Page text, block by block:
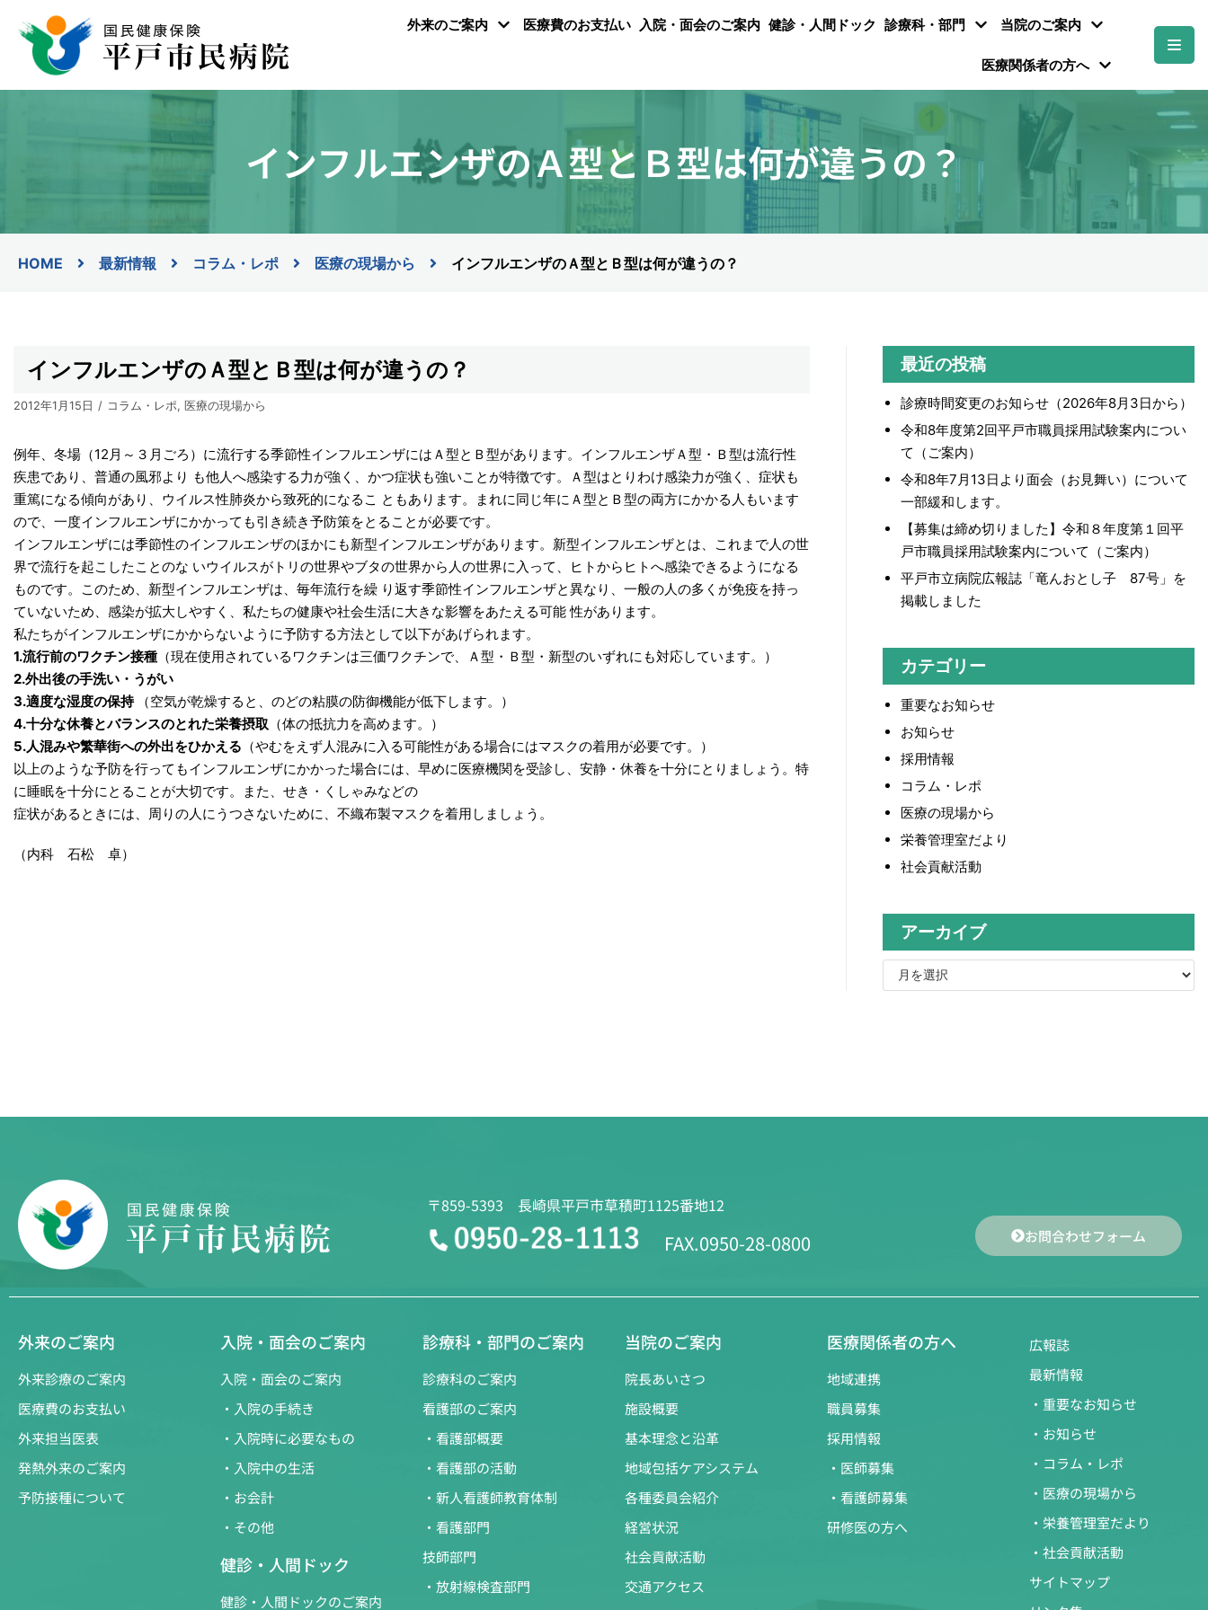
コ
テ
外来のご案内 医療費のお支払い 入院・面会のご案内 健診・人間ドック 診療科・部門 当院のご案内
医療関係者の方へ
インフルエンザのＡ型とＢ型は何が違うの？
HOME 最新情報 コラム・レポ 医療の現場から インフルエンザのＡ型とＢ型は何が違うの？
インフルエンザのＡ型とＢ型は何が違うの？
2012年1月15日 コラム・レポ, 医療の現場から
例年、冬場（12月～３月ごろ）に流行する季節性インフルエンザにはＡ型とＢ型があります。インフルエンザＡ型・Ｂ型は流行性
疾患であり、普通の風邪より も他人へ感染する力が強く、かつ症状も強いことが特徴です。Ａ型はとりわけ感染力が強く、症状も
重篤になる傾向があり、ウイルス性肺炎から致死的になるこ ともあります。まれに同じ年にＡ型とＢ型の両方にかかる人もいます
ので、一度インフルエンザにかかっても引き続き予防策をとることが必要です。
インフルエンザには季節性のインフルエンザのほかにも新型インフルエンザがあります。新型インフルエンザとは、これまで人の世
界で流行を起こしたことのな いウイルスがトリの世界やブタの世界から人の世界に入って、ヒトからヒトへ感染できるようになる
ものです。このため、新型インフルエンザは、毎年流行を繰 り返す季節性インフルエンザと異なり、一般の人の多くが免疫を持っ
ていないため、感染が拡大しやすく、私たちの健康や社会生活に大きな影響をあたえる可能 性があります。
私たちがインフルエンザにかからないように予防する方法として以下があげられます。
1.流行前のワクチン接種 （現在使用されているワクチンは三価ワクチンで、Ａ型・Ｂ型・新型のいずれにも対応しています。）
2.外出後の手洗い・うがい
3.適度な湿度の保持 （空気が乾燥すると、のどの粘膜の防御機能が低下します。）
4.十分な休養とバランスのとれた栄養摂取 （体の抵抗力を高めます。）
5.人混みや繁華街への外出をひかえる （やむをえず人混みに入る可能性がある場合にはマスクの着用が必要です。）
以上のような予防を行ってもインフルエンザにかかった場合には、早めに医療機関を受診し、安静・休養を十分にとりましょう。特
に睡眠を十分にとることが大切です。また、せき・くしゃみなどの
症状があるときには、周りの人にうつさないために、不織布製マスクを着用しましょう。
（内科 石松 卓）
最近の投稿
診療時間変更のお知らせ（2026年8月3日から）
令和8年度第2回平戸市職員採用試験案内につい
て（ご案内）
令和8年7月13日より面会（お見舞い）について
一部緩和します。
【募集は締め切りました】令和８年度第１回平
戸市職員採用試験案内について（ご案内）
平戸市立病院広報誌「竜んおとし子 87号」を
掲載しました
カテゴリー
重要なお知らせ
お知らせ
採用情報
コラム・レポ
医療の現場から
栄養管理室だより
社会貢献活動
アーカイブ
〒859-5393 長崎県平戸市草積町1125番地12
FAX.0950-28-0800 お問合わせフォーム
外来のご案内
外来診療のご案内
医療費のお支払い
外来担当医表
発熱外来のご案内
予防接種について
入院・面会のご案内
入院・面会のご案内
・入院の手続き
・入院時に必要なもの
・入院中の生活
・お会計
・その他
健診・人間ドック
健診・人間ドックのご案内
診療科・部門のご案内
診療科のご案内
看護部のご案内
・看護部概要
・看護部の活動
・新人看護師教育体制
・看護部門
技師部門
・放射線検査部門
当院のご案内
院長あいさつ
施設概要
基本理念と沿革
地域包括ケアシステム
各種委員会紹介
経営状況
社会貢献活動
交通アクセス
医療関係者の方へ
地域連携
職員募集
採用情報
・医師募集
・看護師募集
研修医の方へ
広報誌
最新情報
・重要なお知らせ
・お知らせ
・コラム・レポ
・医療の現場から
・栄養管理室だより
・社会貢献活動
サイトマップ